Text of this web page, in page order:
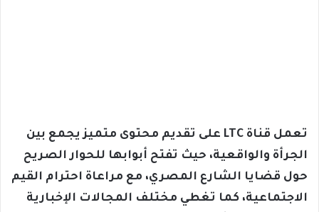
تعمل قناة LTC على تقديم محتوى متميز يجمع بين
الجرأة والواقعية، حيث تفتح أبوابها للحوار الصريح
حول قضايا الشارع المصري، مع مراعاة احترام القيم
الاجتماعية، كما تغطي مختلف المجالات الإخبارية